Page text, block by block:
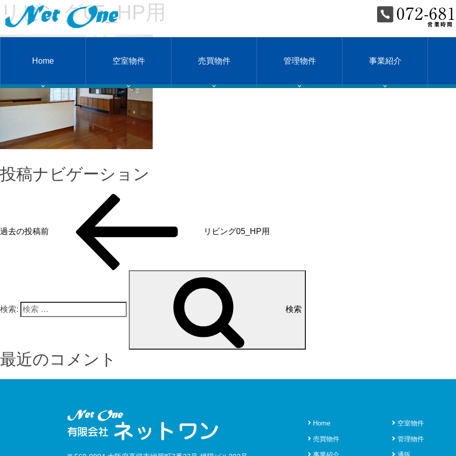
Home 空室物件 売買物件 管理物件 事業紹介
リビング05_HP用
投稿ナビゲーション
過去の投稿前 リビング05_HP用
検索: 検索
最近のコメント
Home 空室物件
売買物件 管理物件